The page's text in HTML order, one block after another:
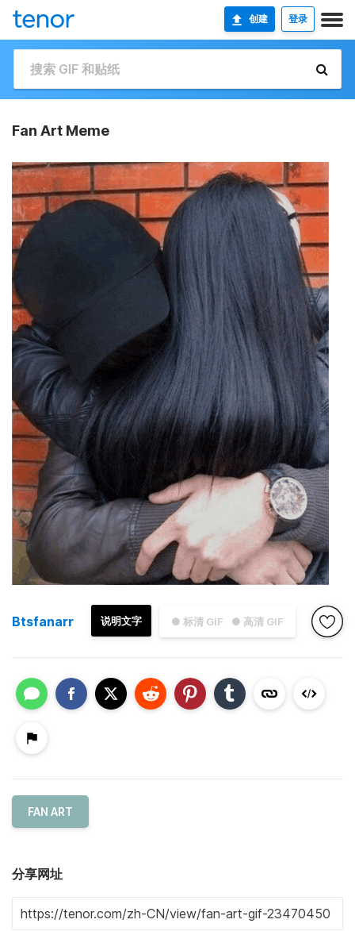
创建 登录
Fan Art Meme
● 标清 GIF ● 高清 GIF
说明文字
Btsfanarr
FAN ART
分享网址